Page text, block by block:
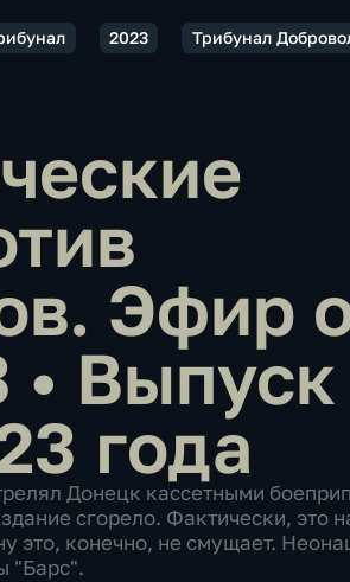
2023 Трибунал
Эфир
•
года
Донецк кассетными
сгорело. Фактически, это
это, конечно, не смущает.
"Барс".